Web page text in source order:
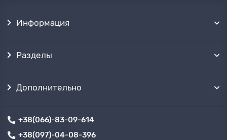
Информация
Разделы
Дополнительно
+38(066)-83-09-614
+38(097)-04-08-396